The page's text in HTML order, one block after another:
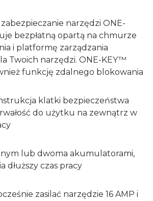
narzędzi ONE-
bezpłatną opartą na chmurze
i platformę zarządzania
Twoich narzędzi. ONE-KEY™
funkcję zdalnego blokowania
klatki bezpieczeństwa
do użytku na zewnątrz w
lub dwoma akumulatorami,
dłuższy czas pracy
zasilać narzędzie 16 AMP i